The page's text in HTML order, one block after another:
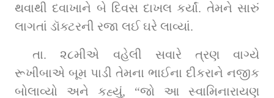
થવાથી દવાખાને બે દિવસ દાખલ કર્યાં. તેમને સારું
લાગતાં ડૉક્ટરની રજા લઈ ઘરે લાવ્યાં.
તા. ૨૮મીએ વહેલી સવારે ત્રણ વાગ્યે
રૂખીબાએ બૂમ પાડી તેમના ભાઈના દીકરાને નજીક
બોલાવ્યો અને કહ્યું, “જો આ સ્વામિનારાયણ